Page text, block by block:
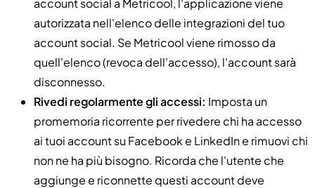
account social a Metricool, l'applicazione viene
autorizzata nell'elenco delle integrazioni del tuo
account social. Se Metricool viene rimosso da
quell'elenco (revoca dell'accesso), l'account sarà
disconnesso.
Rivedi regolarmente gli accessi: Imposta un
promemoria ricorrente per rivedere chi ha accesso
ai tuoi account su Facebook e LinkedIn e rimuovi chi
non ne ha più bisogno. Ricorda che l'utente che
aggiunge e riconnette questi account deve